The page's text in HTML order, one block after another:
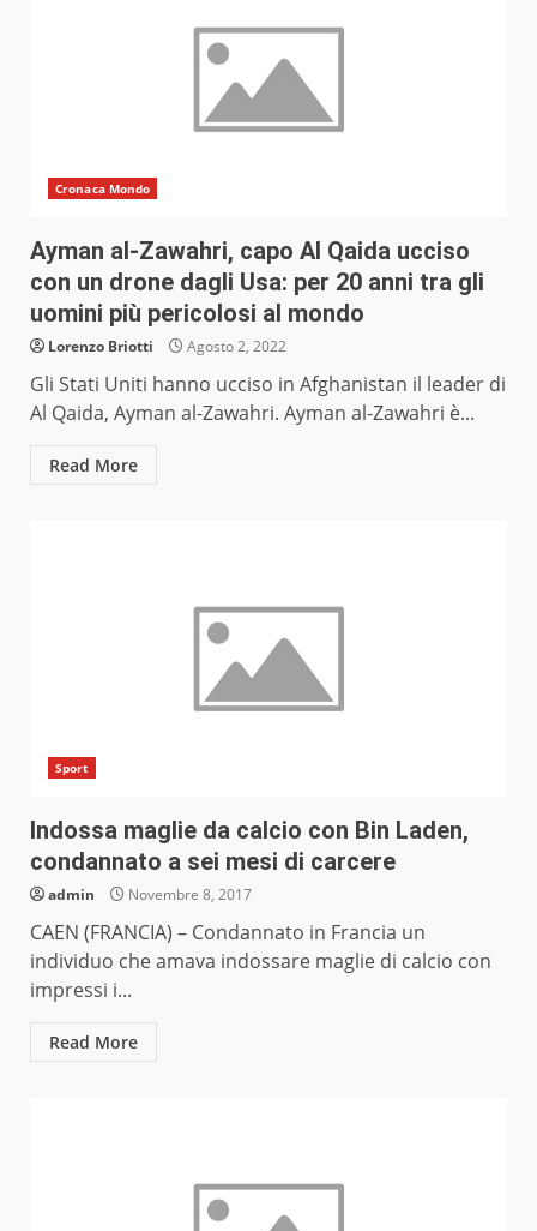
Cronaca Mondo
Ayman al-Zawahri, capo Al Qaida ucciso
con un drone dagli Usa: per 20 anni tra gli
uomini più pericolosi al mondo
Lorenzo Briotti Agosto 2, 2022
Gli Stati Uniti hanno ucciso in Afghanistan il leader di
Al Qaida, Ayman al-Zawahri. Ayman al-Zawahri è...
Read More
Sport
Indossa maglie da calcio con Bin Laden,
condannato a sei mesi di carcere
admin Novembre 8, 2017
CAEN (FRANCIA) – Condannato in Francia un
individuo che amava indossare maglie di calcio con
impressi i...
Read More